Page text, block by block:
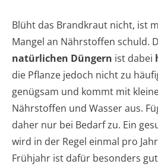
Blüht das Brandkraut nicht, ist
Mangel an Nährstoffen schuld.
natürlichen Düngern ist dabei
die Pflanze jedoch nicht zu
genügsam und kommt mit
Nährstoffen und Wasser aus.
daher nur bei Bedarf zu. Ein
wird in der Regel einmal pro
Frühjahr ist dafür besonders